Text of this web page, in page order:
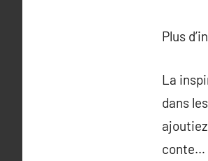
Plus
La
dans
conte…